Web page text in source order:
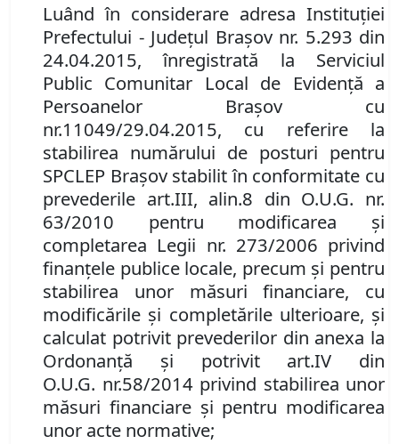
Luând în considerare adresa Instituţiei
Prefectului -Judeţul Braşov nr. 5.293 din
24.04.2015, înregistrată la Serviciul
Public Comunitar Local de Evidenţă a
Persoanelor Braşov cu
nr.11049/29.04.2015, cu referire la
stabilirea numărului de posturi pentru
SPCLEP Braşov stabilit în conformitate cu
prevederile art.III, alin.8 din O.U.G. nr.
63/2010 pentru modificarea şi
completarea Legii nr. 273/2006 privind
finanţele publice locale, precum şi pentru
stabilirea unor măsuri financiare, cu
modificările şi completările ulterioare, şi
calculat potrivit prevederilor din anexa la
Ordonanţă şi potrivit art.IV din
O.U.G. nr.58/2014 privind stabilirea unor
măsuri financiare şi pentru modificarea
unor acte normative;